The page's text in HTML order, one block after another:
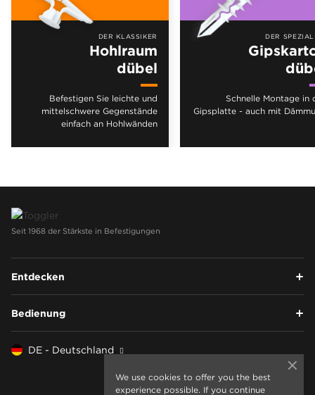
DER KLASSIKER
Hohlraum
dübel
Befestigen Sie leichte und
mittelschwere Gegenstände
einfach an Hohlwänden
DER
Schnelle Montage in
Gipsplatte - auch mit
Seit 1968 der Stärkste in Befestigungen
Entdecken
Bedienung
DE - Deutschland
We use cookies to offer you the best
experience possible. If you continue